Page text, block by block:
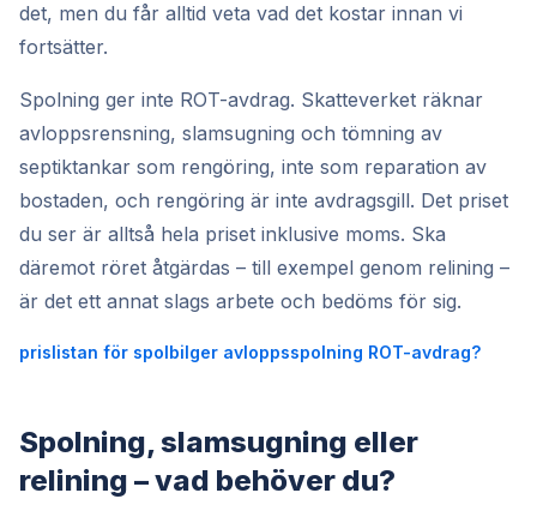
det, men du får alltid veta vad det kostar innan vi
fortsätter.
Spolning ger inte ROT-avdrag. Skatteverket räknar
avloppsrensning, slamsugning och tömning av
septiktankar som rengöring, inte som reparation av
bostaden, och rengöring är inte avdragsgill. Det priset
du ser är alltså hela priset inklusive moms. Ska
däremot röret åtgärdas – till exempel genom relining –
är det ett annat slags arbete och bedöms för sig.
prislistan för spolbilger avloppsspolning ROT-avdrag?
Spolning, slamsugning eller
relining – vad behöver du?